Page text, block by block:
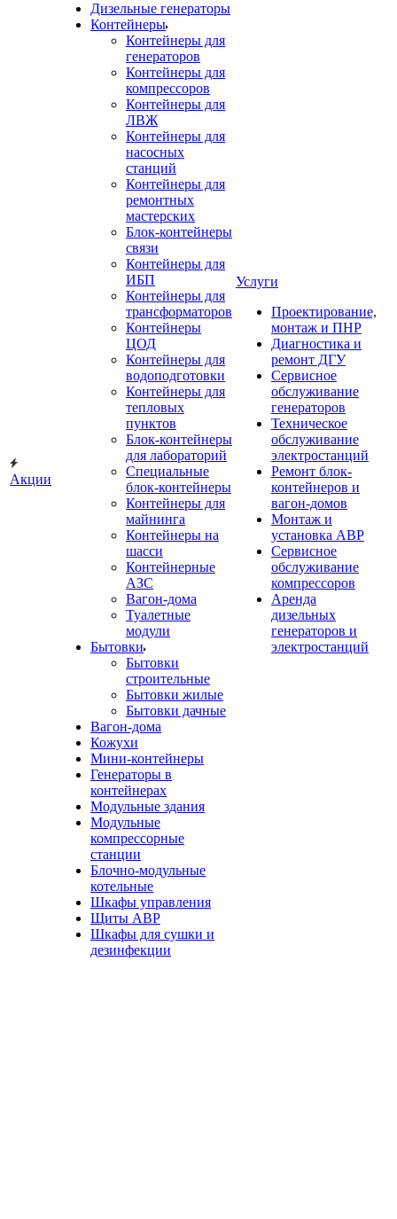
Акции
Дизельные генераторы
Контейнеры
Контейнеры для
генераторов
Контейнеры для
компрессоров
Контейнеры для
ЛВЖ
Контейнеры для
насосных
станций
Контейнеры для
ремонтных
мастерских
Блок-контейнеры
связи
Контейнеры для
ИБП
Контейнеры для
трансформаторов
Контейнеры
ЦОД
Контейнеры для
водоподготовки
Контейнеры для
тепловых
пунктов
Блок-контейнеры
для лабораторий
Специальные
блок-контейнеры
Контейнеры для
майнинга
Контейнеры на
шасси
Контейнерные
АЗС
Вагон-дома
Туалетные
модули
Бытовки
Бытовки
строительные
Бытовки жилые
Бытовки дачные
Вагон-дома
Кожухи
Мини-контейнеры
Генераторы в
контейнерах
Модульные здания
Модульные
компрессорные
станции
Блочно-модульные
котельные
Шкафы управления
Щиты АВР
Шкафы для сушки и
дезинфекции
Услуги
Проектирование,
монтаж и ПНР
Диагностика и
ремонт ДГУ
Сервисное
обслуживание
генераторов
Техническое
обслуживание
электростанций
Ремонт блок-
контейнеров и
вагон-домов
Монтаж и
установка АВР
Сервисное
обслуживание
компрессоров
Аренда
дизельных
генераторов и
электростанций